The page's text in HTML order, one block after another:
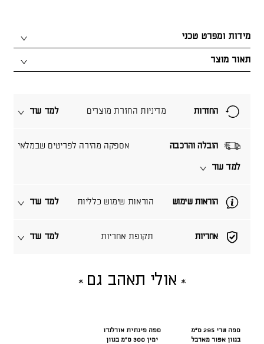
תאור מוצר
מידות ומפרט טכני
אחריות תקופת אחריות למד עוד
הוראות שימוש הוראות שימוש כלליות למד עוד
הובלה והרכבה אספקה מהירה לפריטים שבמלאי
למד עוד
החזרות מדיניות החזרת מוצרים למד עוד
אולי תאהב גם
ספה שרי 295 ס"מ
בגוון אפור מארבל
ספה פינתית אורלנדו
ימין 300 ס"מ בגוון